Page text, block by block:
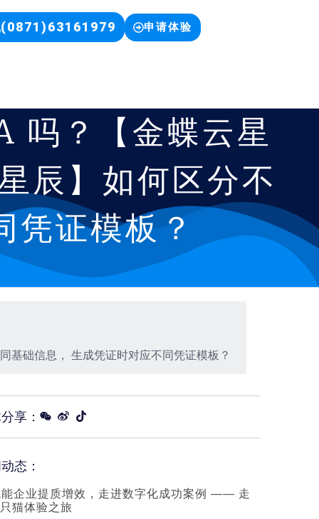
(0871)63161979 申请体验
吗？【金蝶云星
辰】如何区分不
凭证模板？
基础信息， 生成凭证时对应不同凭证模板？
享：
态：
企业提质增效，走进数字化成功案例 —— 走
猫体验之旅